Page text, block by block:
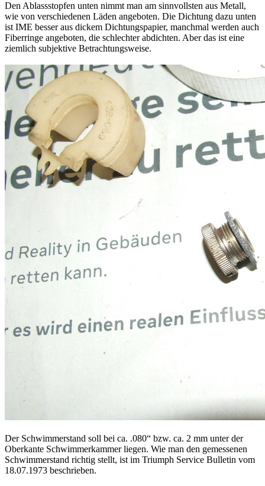
Den Ablassstopfen unten nimmt man am sinnvollsten aus Metall,
wie von verschiedenen Läden angeboten. Die Dichtung dazu unten
ist IME besser aus dickem Dichtungspapier, manchmal werden auch
Fiberringe angeboten, die schlechter abdichten. Aber das ist eine
ziemlich subjektive Betrachtungsweise.
Der Schwimmerstand soll bei ca. .080“ bzw. ca. 2 mm unter der
Oberkante Schwimmerkammer liegen. Wie man den gemessenen
Schwimmerstand richtig stellt, ist im Triumph Service Bulletin vom
18.07.1973 beschrieben.